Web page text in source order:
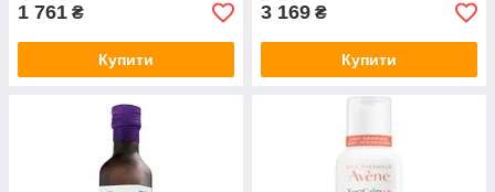
1 761 ₴
Купити
3 169 ₴
Купити